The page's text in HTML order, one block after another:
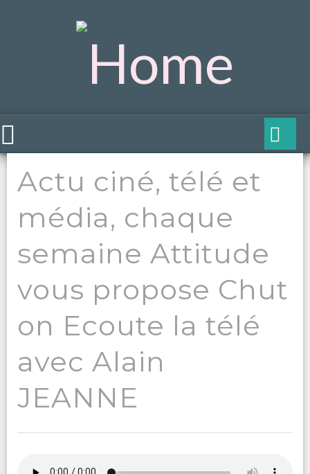
Actu ciné, télé et
média, chaque
semaine Attitude
vous propose Chut
on Ecoute la télé
avec Alain
JEANNE